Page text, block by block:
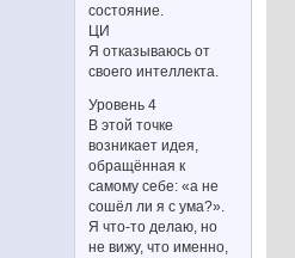
состояние.
ЦИ
Я отказываюсь от
своего интеллекта.
Уровень 4
В этой точке
возникает идея,
обращённая к
самому себе: «а не
сошёл ли я с ума?».
Я что-то делаю, но
не вижу, что именно,